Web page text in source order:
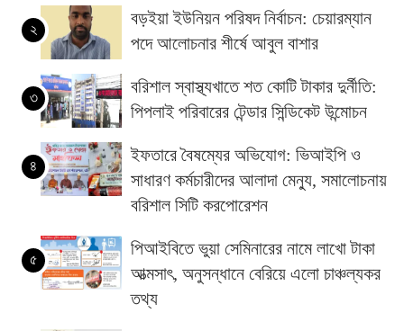
২
বড়ইয়া ইউনিয়ন পরিষদ নির্বাচন: চেয়ারম্যান
পদে আলোচনার শীর্ষে আবুল বাশার
৩
বরিশাল স্বাস্থ্যখাতে শত কোটি টাকার দুর্নীতি:
পিপলাই পরিবারের টেন্ডার সিন্ডিকেট উন্মোচন
৪
ইফতারে বৈষম্যের অভিযোগ: ভিআইপি ও
সাধারণ কর্মচারীদের আলাদা মেন্যু, সমালোচনায়
বরিশাল সিটি করপোরেশন
৫
পিআইবিতে ভুয়া সেমিনারের নামে লাখো টাকা
আত্মসাৎ, অনুসন্ধানে বেরিয়ে এলো চাঞ্চল্যকর
তথ্য